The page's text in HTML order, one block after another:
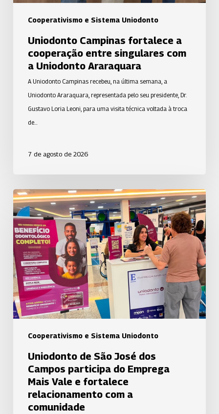
Cooperativismo e Sistema Uniodonto
Uniodonto
Araraquara
Uniodonto Campinas fortalece a
cooperação entre singulares com
a Uniodonto Araraquara
A Uniodonto Campinas recebeu, na última semana, a
Uniodonto Araraquara, representada pelo seu presidente, Dr.
Gustavo Loria Leoni, para uma visita técnica voltada à troca
de…
7 de agosto de 2026
Cooperativismo e Sistema Uniodonto
Uniodonto
de
São
José
dos
Campos
participa
do
Emprega
Mais
Vale
fortalece
relacionamento
com
Uniodonto de São José dos
Campos participa do Emprega
Mais Vale e fortalece
relacionamento com a
comunidade